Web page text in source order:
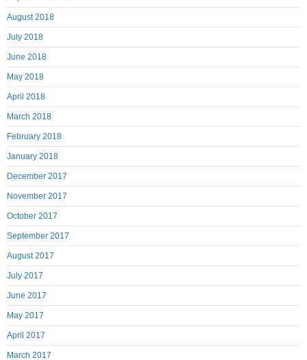
August 2018
July 2018
June 2018
May 2018
April 2018
March 2018
February 2018
January 2018
December 2017
November 2017
October 2017
September 2017
August 2017
July 2017
June 2017
May 2017
April 2017
March 2017